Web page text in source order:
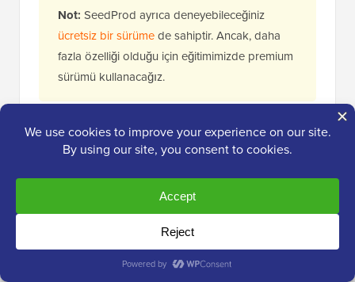
Not: SeedProd ayrıca deneyebileceğiniz
ücretsiz bir sürümede sahiptir. Ancak, daha
fazla özelliği olduğu için eğitimimizde premium
sürümü kullanacağız.
Etkinleştirdikten sonra, eklenti lisans anahtarını
girmek içinSeedProd » Ayarlarsayfasına gidin.
Bu bilgileri SeedProd web sitesindeki hesabınızda
bulabilirsiniz.